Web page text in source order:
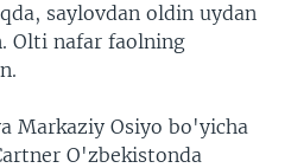
saylovdan oldin uydan
Olti nafar faolning
Markaziy Osiyo bo'yicha
O'zbekistonda